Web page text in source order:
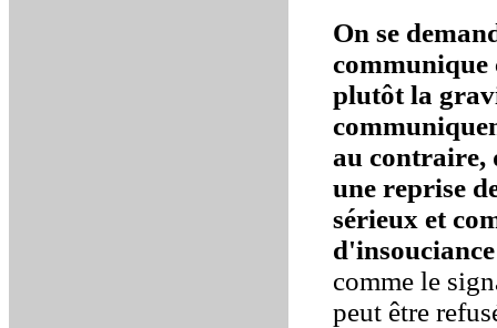
On se
communique
plutôt la
au contraire,
une reprise
sérieux et
d'insouciance
comme le
peut être